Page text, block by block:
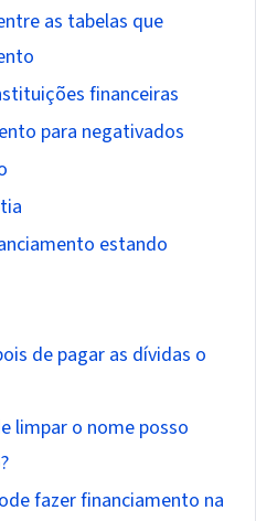
as tabelas que
financeiras
para negativados
estando
de pagar as dívidas o
limpar o nome posso
fazer financiamento na